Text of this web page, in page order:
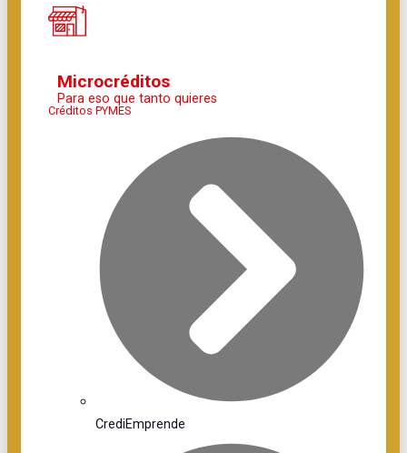
Microcréditos
Para eso que tanto quieres
Créditos PYMES
CrediEmprende